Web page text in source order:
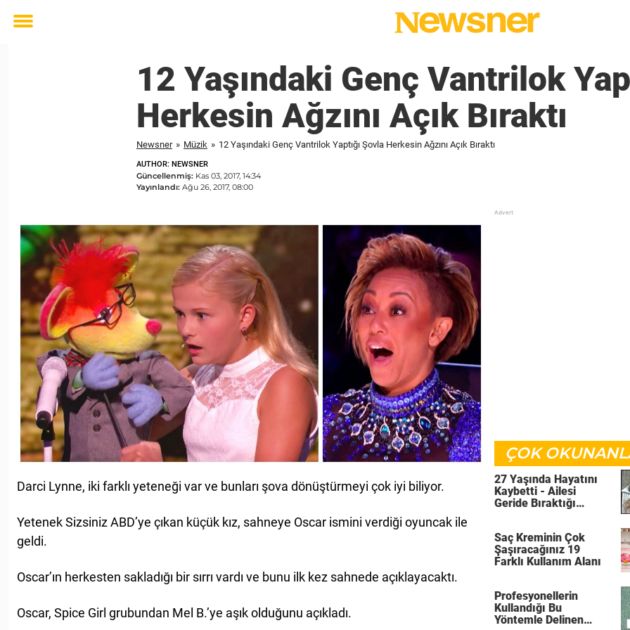
Toggle
12 Yaşındaki Genç Vantrilok
Herkesin Ağzını Açık Bıraktı
Newsner » Müzik » 12 Yaşındaki Genç Vantrilok Yaptığı Şovla Herkesin Ağzını Açık Bıraktı
AUTHOR: NEWSNER
Güncellenmiş: Kas 03, 2017, 14:34
Yayınlandı: Ağu 26, 2017, 08:00
Darci Lynne, iki farklı yeteneği var ve bunları şova dönüştürmeyi çok iyi biliyor.
Yetenek Sizsiniz ABD’ye çıkan küçük kız, sahneye Oscar ismini verdiği oyuncak ile
geldi.
Oscar’ın herkesten sakladığı bir sırrı vardı ve bunu ilk kez sahnede açıklayacaktı.
Oscar, Spice Girl grubundan Mel B.’ye aşık olduğunu açıkladı.
ÇOK
27 Yaşında Hayatını
Kaybetti - Ailesi
Geride Bıraktığı
Saç Kreminin Çok
Şaşıracağınız 19
Farklı Kullanım Alanı
Profesyonellerin
Kullandığı Bu
Yöntemle Delinen